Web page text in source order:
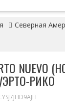
Северная
бухта) в
NUEVO
РИКО
EYSJ7JHD9AJH